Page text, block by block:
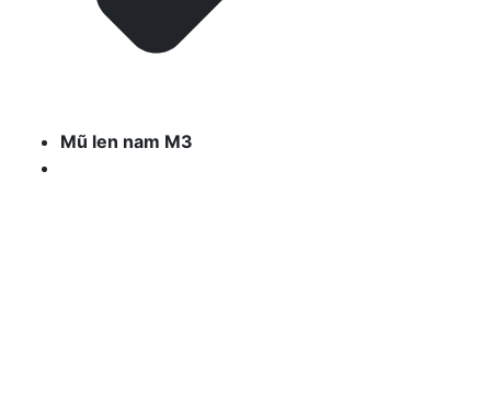
Mũ len nam M3